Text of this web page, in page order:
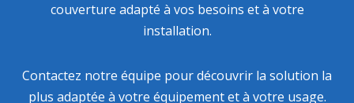
couverture adapté à vos besoins et à votre
installation.
Contactez notre équipe pour découvrir la solution la
plus adaptée à votre équipement et à votre usage.